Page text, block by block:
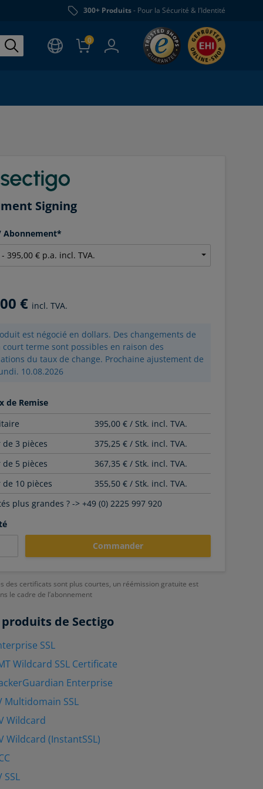
300+ Produits- Pour la Sécurité & l’Identité
0
Signing
Abonnement*
€ incl. TVA.
est négocié en dollars. Des changements de
court terme sont possibles en raison des
du taux de change. Prochaine ajustement de
10.08.2026
de Remise
395,00 € / Stk. incl. TVA.
3 pièces
375,25 € / Stk. incl. TVA.
5 pièces
367,35 € / Stk. incl. TVA.
10 pièces
355,50 € / Stk. incl. TVA.
plus grandes ? -> +49 (0) 2225 997 920
Commander
des certificats sont plus courtes, un réémission gratuite est
le cadre de l’abonnement
de Sectigo
SSL
Wildcard SSL Certificate
Enterprise
Multidomain SSL
Wildcard
Wildcard (InstantSSL)
SSL